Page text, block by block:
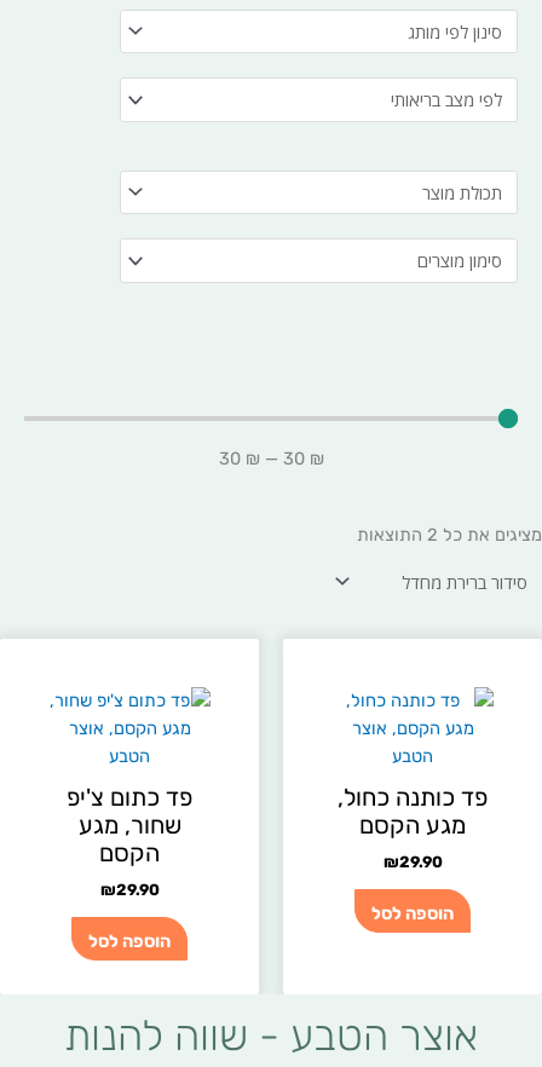
₪
30
—
₪
30
מציגים את כל ⁦2⁩ התוצאות
פד כותנה כחול,
מגע הקסם
₪29.90
הוספה לסל
פד כתום צ'יפ
שחור, מגע
הקסם
₪29.90
הוספה לסל
אוצר הטבע - שווה להנות